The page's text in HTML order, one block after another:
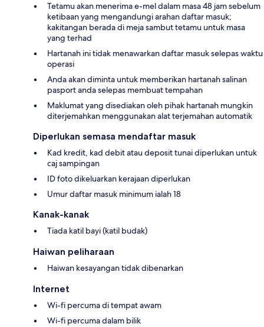
Tetamu akan menerima e-mel dalam masa 48 jam sebelum
ketibaan yang mengandungi arahan daftar masuk;
kakitangan berada di meja sambut tetamu untuk masa
yang terhad
Hartanah ini tidak menawarkan daftar masuk selepas waktu
operasi
Anda akan diminta untuk memberikan hartanah salinan
pasport anda selepas membuat tempahan
Maklumat yang disediakan oleh pihak hartanah mungkin
diterjemahkan menggunakan alat terjemahan automatik
Diperlukan semasa mendaftar masuk
Kad kredit, kad debit atau deposit tunai diperlukan untuk
caj sampingan
ID foto dikeluarkan kerajaan diperlukan
Umur daftar masuk minimum ialah 18
Kanak-kanak
Tiada katil bayi (katil budak)
Haiwan peliharaan
Haiwan kesayangan tidak dibenarkan
Internet
Wi-fi percuma di tempat awam
Wi-fi percuma dalam bilik